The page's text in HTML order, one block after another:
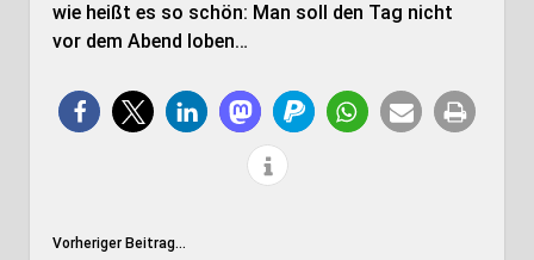
Disposition
wie heißt es so schön: Man soll den Tag nicht
vor dem Abend loben…
Vorheriger Beitrag...